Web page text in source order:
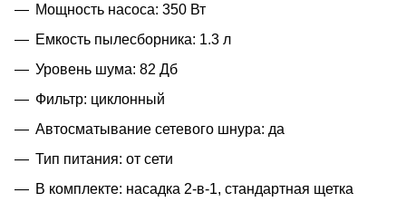
Мощность насоса: 350 Вт
Емкость пылесборника: 1.3 л
Уровень шума: 82 Дб
Фильтр: циклонный
Автосматывание сетевого шнура: да
Тип питания: от сети
В комплекте: насадка 2-в-1, стандартная щетка